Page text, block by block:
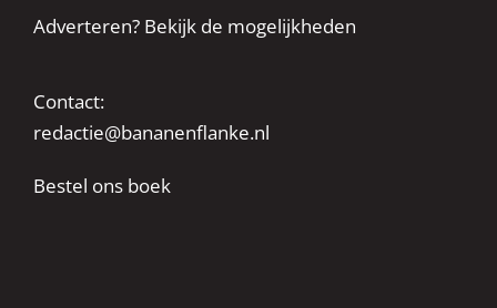
Adverteren? Bekijk de mogelijkheden
Contact:
redactie@bananenflanke.nl
Bestel ons boek